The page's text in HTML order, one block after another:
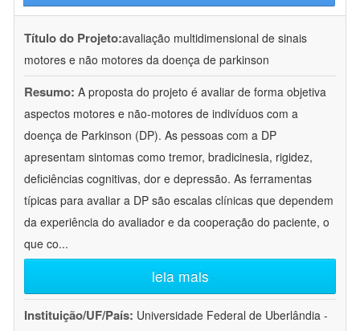
Título do Projeto:avaliação multidimensional de sinais
motores e não motores da doença de parkinson
Resumo: A proposta do projeto é avaliar de forma objetiva
aspectos motores e não-motores de indivíduos com a
doença de Parkinson (DP). As pessoas com a DP
apresentam sintomas como tremor, bradicinesia, rigidez,
deficiências cognitivas, dor e depressão. As ferramentas
típicas para avaliar a DP são escalas clínicas que dependem
da experiência do avaliador e da cooperação do paciente, o
que co...
leia mais
Instituição/UF/País: Universidade Federal de Uberlândia -